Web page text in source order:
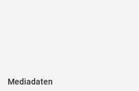
Mediadaten